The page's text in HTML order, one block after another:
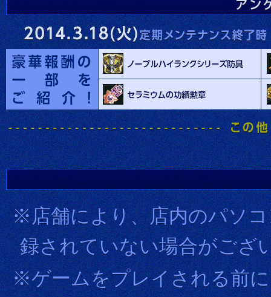
※店舗により、店内のパソ
録されていない場合がござ
※ゲームをプレイされる前